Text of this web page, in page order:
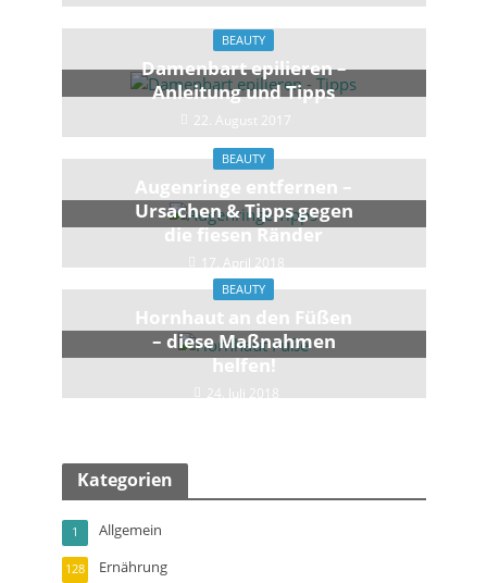
BEAUTY
Damenbart epilieren –
Anleitung und Tipps
22. August 2017
BEAUTY
Augenringe entfernen –
Ursachen & Tipps gegen
die fiesen Ränder
17. April 2018
BEAUTY
Hornhaut an den Füßen
– diese Maßnahmen
helfen!
24. Juli 2018
Kategorien
Allgemein
1
Ernährung
128